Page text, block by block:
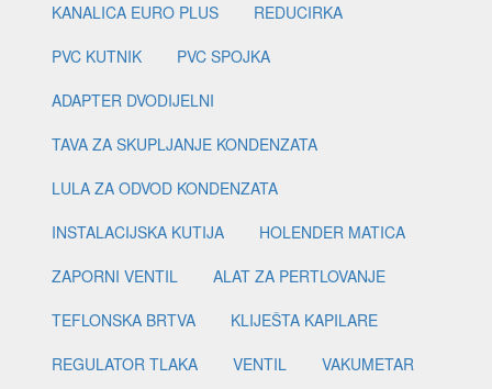
KANALICA EURO PLUS
REDUCIRKA
PVC KUTNIK
PVC SPOJKA
ADAPTER DVODIJELNI
TAVA ZA SKUPLJANJE KONDENZATA
LULA ZA ODVOD KONDENZATA
INSTALACIJSKA KUTIJA
HOLENDER MATICA
ZAPORNI VENTIL
ALAT ZA PERTLOVANJE
TEFLONSKA BRTVA
KLIJEŠTA KAPILARE
REGULATOR TLAKA
VENTIL
VAKUMETAR